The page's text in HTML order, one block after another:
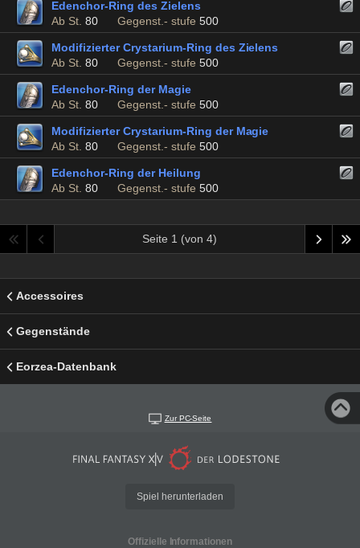
Edenchor-Ring des Zielens
Ab St. 80 Gegenst.- stufe 500
Modifizierter Crystarium-Ring des Zielens
Ab St. 80 Gegenst.- stufe 500
Edenchor-Ring der Magie
Ab St. 80 Gegenst.- stufe 500
Modifizierter Crystarium-Ring der Magie
Ab St. 80 Gegenst.- stufe 500
Edenchor-Ring der Heilung
Ab St. 80 Gegenst.- stufe 500
Seite 1 (von 4)
Accessoires
Gegenstände
Eorzea-Datenbank
Zur PC-Seite
Spiel herunterladen
Offizielle Informationen